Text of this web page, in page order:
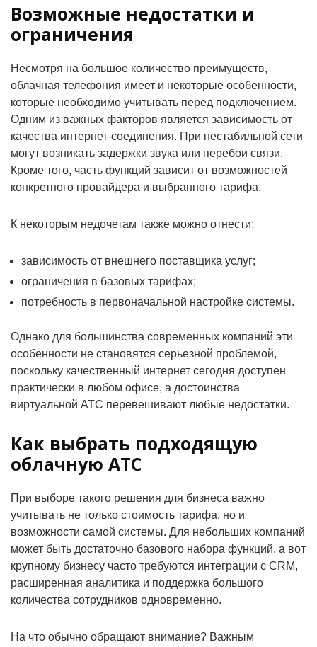
Возможные недостатки и
ограничения
Несмотря на большое количество преимуществ,
облачная телефония имеет и некоторые особенности,
которые необходимо учитывать перед подключением.
Одним из важных факторов является зависимость от
качества интернет-соединения. При нестабильной сети
могут возникать задержки звука или перебои связи.
Кроме того, часть функций зависит от возможностей
конкретного провайдера и выбранного тарифа.
К некоторым недочетам также можно отнести:
зависимость от внешнего поставщика услуг;
ограничения в базовых тарифах;
потребность в первоначальной настройке системы.
Однако для большинства современных компаний эти
особенности не становятся серьезной проблемой,
поскольку качественный интернет сегодня доступен
практически в любом офисе, а достоинства
виртуальной АТС перевешивают любые недостатки.
Как выбрать подходящую
облачную АТС
При выборе такого решения для бизнеса важно
учитывать не только стоимость тарифа, но и
возможности самой системы. Для небольших компаний
может быть достаточно базового набора функций, а вот
крупному бизнесу часто требуются интеграции с CRM,
расширенная аналитика и поддержка большого
количества сотрудников одновременно.
На что обычно обращают внимание? Важным